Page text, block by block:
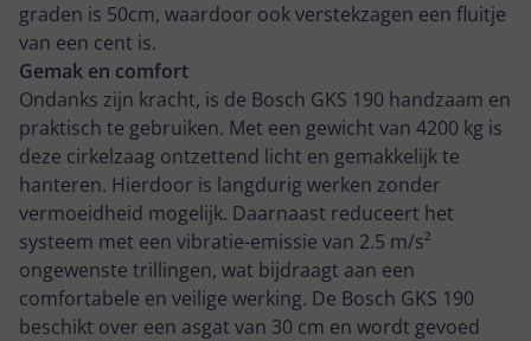
graden is 50cm, waardoor ook verstekzagen een fluitje
van een cent is.
Gemak en comfort
Ondanks zijn kracht, is de Bosch GKS 190 handzaam en
praktisch te gebruiken. Met een gewicht van 4200 kg is
deze cirkelzaag ontzettend licht en gemakkelijk te
hanteren. Hierdoor is langdurig werken zonder
vermoeidheid mogelijk. Daarnaast reduceert het
systeem met een vibratie-emissie van 2.5 m/s²
ongewenste trillingen, wat bijdraagt aan een
comfortabele en veilige werking. De Bosch GKS 190
beschikt over een asgat van 30 cm en wordt gevoed